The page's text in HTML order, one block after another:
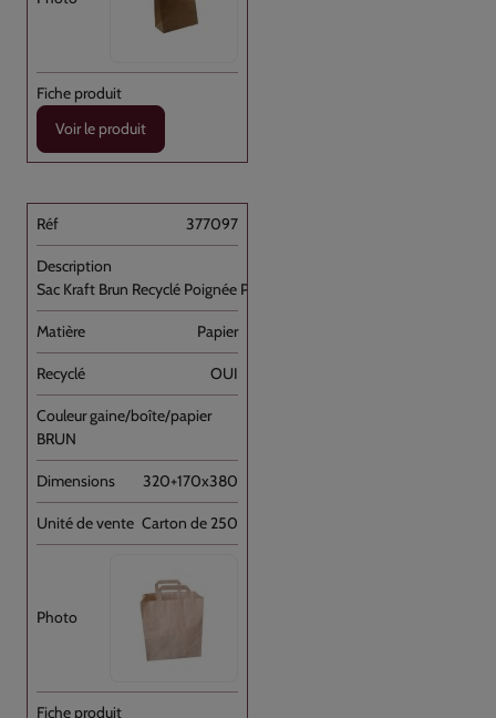
Voir le produit
377097
Sac Kraft Brun Recyclé Poignée Plate [...]
Papier
OUI
BRUN
320+170x380
Carton de 250